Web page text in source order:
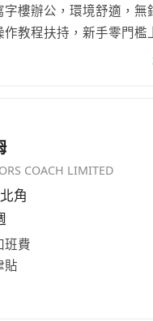
字樓辦公，環境舒適，無
作教程扶持，新手零門檻
COACH LIMITED
北角
班費
貼